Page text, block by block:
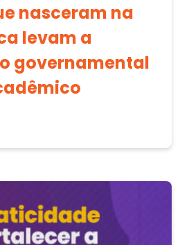
nasceram na
levam a
governamental